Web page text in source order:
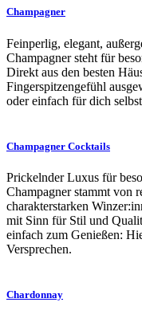
Champagner
Feinperlig, elegant,
Champagner steht für
Direkt aus den besten
Fingerspitzengefühl
oder einfach für dich
Champagner Cocktails
Prickelnder Luxus für
Champagner stammt von
charakterstarken
mit Sinn für Stil und
einfach zum Genießen:
Versprechen.
Chardonnay